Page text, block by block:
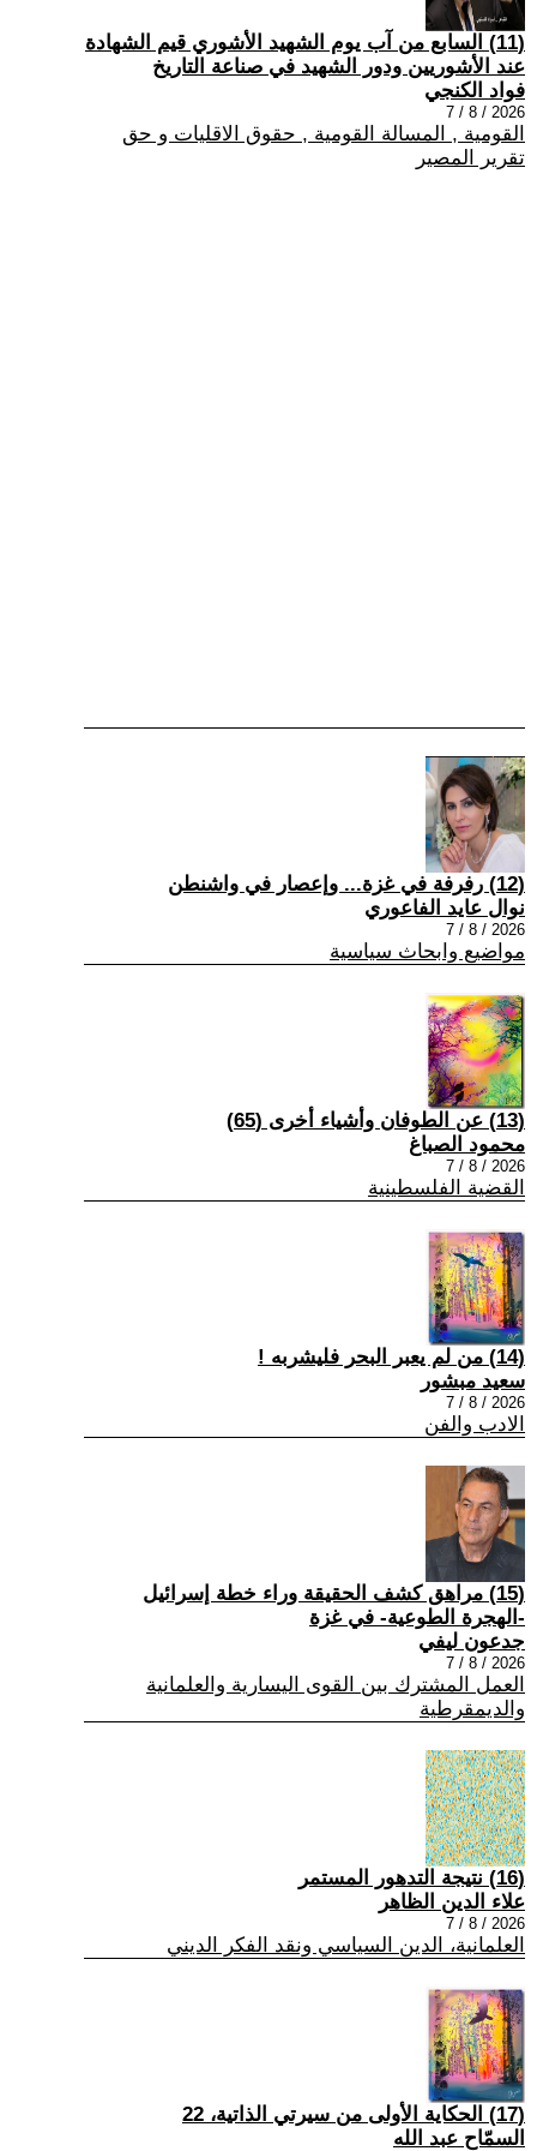
(11) السابع من آب يوم الشهيد الأشوري قيم الشهادة
عند الأشوريين ودور الشهيد في صناعة التاريخ
فواد الكنجي
2026 / 8 / 7
القومية , المسالة القومية , حقوق الاقليات و حق
تقرير المصير
(12) رفرفة في غزة... وإعصار في واشنطن
نوال عايد الفاعوري
2026 / 8 / 7
مواضيع وابحاث سياسية
(13) عن الطوفان وأشياء أخرى (65)
محمود الصباغ
2026 / 8 / 7
القضية الفلسطينية
(14) من لم يعبر البحر فليشربه !
سعيد مبشور
2026 / 8 / 7
الادب والفن
(15) مراهق كشف الحقيقة وراء خطة إسرائيل
-الهجرة الطوعية- في غزة
جدعون ليفي
2026 / 8 / 7
العمل المشترك بين القوى اليسارية والعلمانية
والديمقرطية
(16) نتيجة التدهور المستمر
علاء الدين الظاهر
2026 / 8 / 7
العلمانية، الدين السياسي ونقد الفكر الديني
(17) الحكاية الأولى من سيرتي الذاتية، 22
السمّاح عبد الله